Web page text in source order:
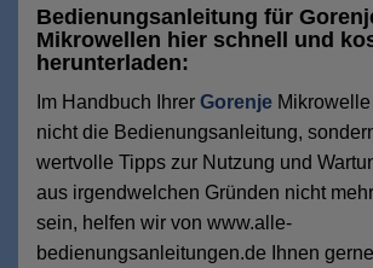
Bedienungsanleitung für
Mikrowellen hier schnell und
herunterladen:
Im Handbuch Ihrer Gorenje
nicht die Bedienungsanleitung,
wertvolle Tipps zur Nutzung und
aus irgendwelchen Gründen nicht
sein, helfen wir von www.alle-
bedienungsanleitungen.de Ihnen